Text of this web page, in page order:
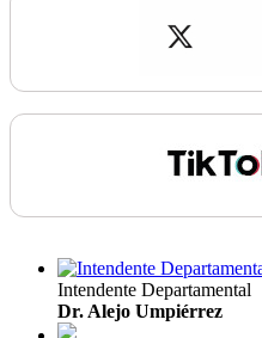
Intendente Departamental
Dr. Alejo Umpiérrez